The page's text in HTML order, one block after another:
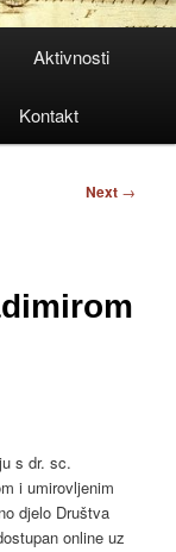
Aktivnosti
Kontakt
Next →
s dr. sc.
i umirovljenim
djelo Društva
online uz